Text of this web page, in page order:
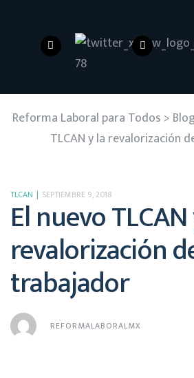
Reforma Laboral para Todos >
TLCAN y la revalorización
TLCAN SEPTIEMBRE 9, 2018
El nuevo
revalorización
trabajador
REFORMALABORALMX